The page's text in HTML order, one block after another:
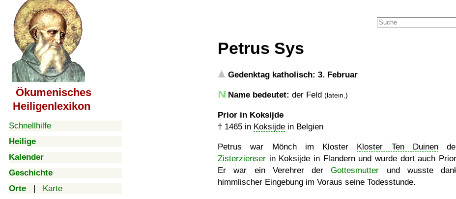
Ökumenisches
Heiligenlexikon
Schnellhilfe
Heilige
Kalender
Geschichte
Orte | Karte
Petrus Sys
Gedenktag katholisch: 3. Februar
Name bedeutet: der Feld (latein.)
Prior in Koksijde
† 1465 in Koksijde in Belgien
Petrus war Mönch im Kloster Kloster Ten Duinen
Zisterzienser in Koksijde in Flandern und wurde dort auch
Er war ein Verehrer derGottesmutter und wusste
himmlischer Eingebung im Voraus seine Todesstunde.